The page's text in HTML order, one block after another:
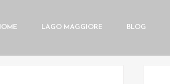
LAGO MAGGIORE BLOG